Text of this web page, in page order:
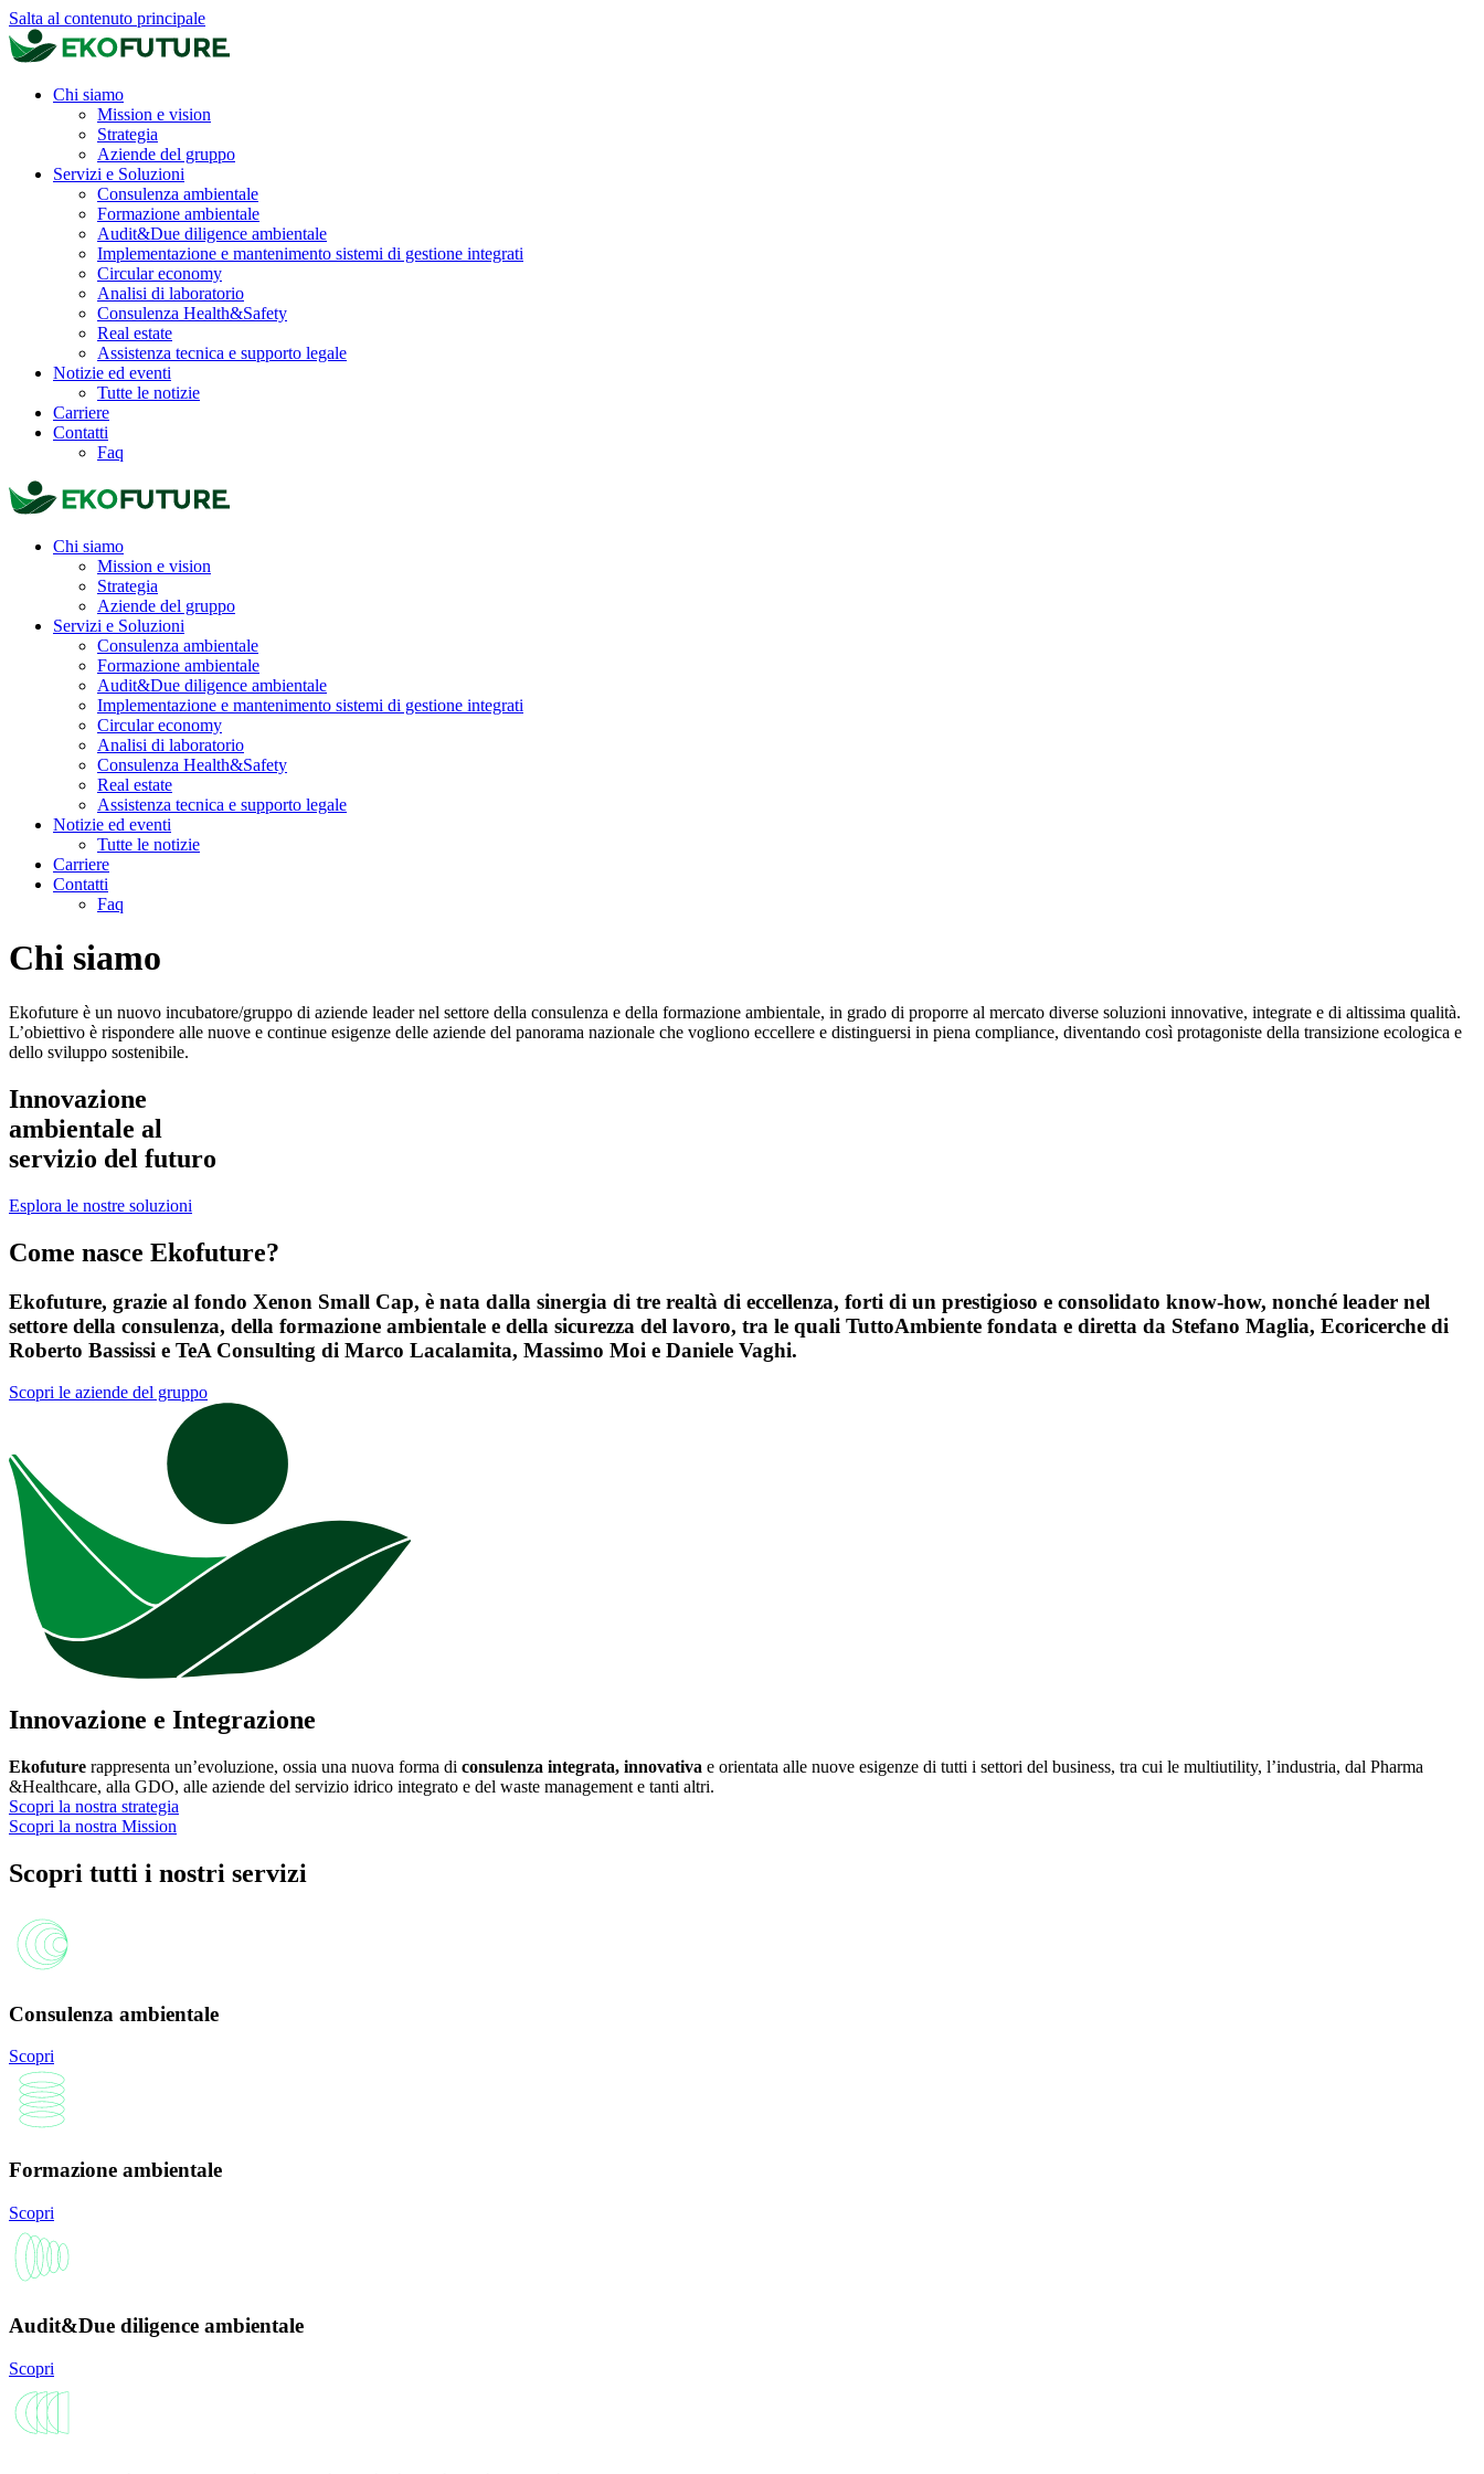
Salta al contenuto principale
Chi siamo
Mission e vision
Strategia
Aziende del gruppo
Servizi e Soluzioni
Consulenza ambientale
Formazione ambientale
Audit&Due diligence ambientale
Implementazione e mantenimento sistemi di gestione integrati
Circular economy
Analisi di laboratorio
Consulenza Health&Safety
Real estate
Assistenza tecnica e supporto legale
Notizie ed eventi
Tutte le notizie
Carriere
Contatti
Faq
Chi siamo
Mission e vision
Strategia
Aziende del gruppo
Servizi e Soluzioni
Consulenza ambientale
Formazione ambientale
Audit&Due diligence ambientale
Implementazione e mantenimento sistemi di gestione integrati
Circular economy
Analisi di laboratorio
Consulenza Health&Safety
Real estate
Assistenza tecnica e supporto legale
Notizie ed eventi
Tutte le notizie
Carriere
Contatti
Faq
Chi siamo
Ekofuture è un nuovo incubatore/gruppo di aziende leader nel settore della consulenza e della formazione ambientale, in grado di proporre al mercato diverse soluzioni innovative, integrate e di altissima qualità.
L’obiettivo è rispondere alle nuove e continue esigenze delle aziende del panorama nazionale che vogliono eccellere e distinguersi in piena compliance, diventando così protagoniste della transizione ecologica e
dello sviluppo sostenibile.
Innovazione
ambientale al
servizio del futuro
Esplora le nostre soluzioni
Come nasce Ekofuture?
Ekofuture, grazie al fondo Xenon Small Cap, è nata dalla sinergia di tre realtà di eccellenza, forti di un prestigioso e consolidato know-how, nonché leader nel
settore della consulenza, della formazione ambientale e della sicurezza del lavoro, tra le quali TuttoAmbiente fondata e diretta da Stefano Maglia, Ecoricerche di
Roberto Bassissi e TeA Consulting di Marco Lacalamita, Massimo Moi e Daniele Vaghi.
Scopri le aziende del gruppo
Innovazione e Integrazione
Ekofuture rappresenta un’evoluzione, ossia una nuova forma di consulenza integrata, innovativa e orientata alle nuove esigenze di tutti i settori del business, tra cui le multiutility, l’industria, dal Pharma
&Healthcare, alla GDO, alle aziende del servizio idrico integrato e del waste management e tanti altri.
Scopri la nostra strategia
Scopri la nostra Mission
Scopri tutti i nostri servizi
Consulenza ambientale
Scopri
Formazione ambientale
Scopri
Audit&Due diligence ambientale
Scopri